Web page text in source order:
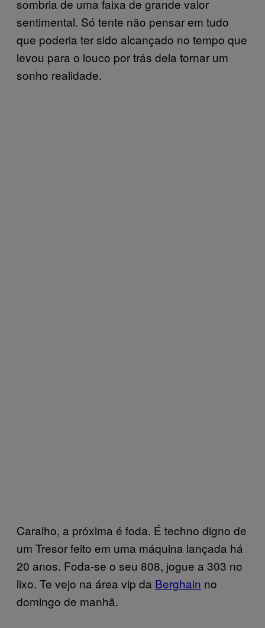
sombria de uma faixa de grande valor
sentimental. Só tente não pensar em tudo
que poderia ter sido alcançado no tempo que
levou para o louco por trás dela tornar um
sonho realidade.
Caralho, a próxima é foda. É techno digno de
um Tresor feito em uma máquina lançada há
20 anos. Foda-se o seu 808, jogue a 303 no
lixo. Te vejo na área vip da Berghain no
domingo de manhã.